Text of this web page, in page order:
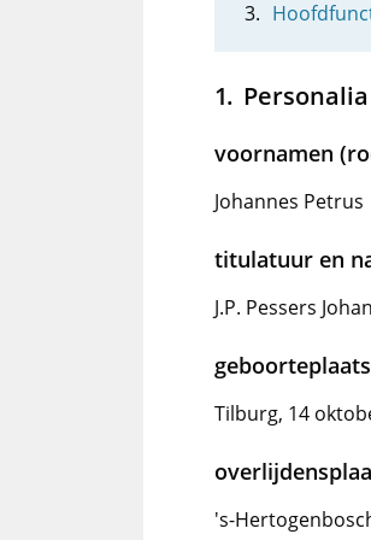
Personalia
voornamen
Johannes Petrus
titulatuur en
J.P. Pessers
Tilburg, 14
's-